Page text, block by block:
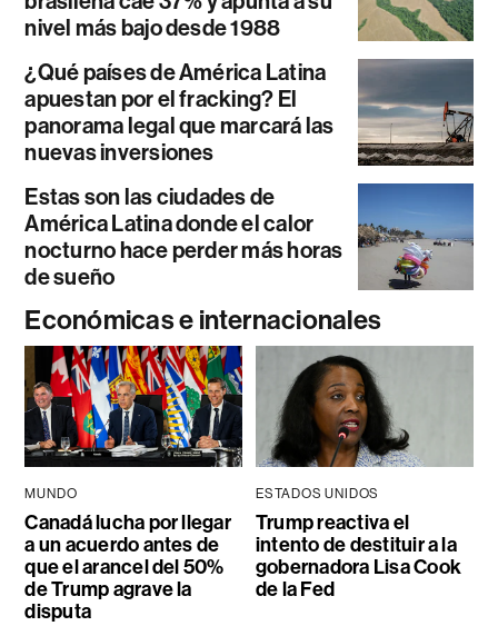
nivel más bajo desde 1988
¿Qué países de América Latina
apuestan por el fracking? El
panorama legal que marcará las
nuevas inversiones
Estas son las ciudades de
América Latina donde el calor
nocturno hace perder más horas
de sueño
Económicas e internacionales
MUNDO
Canadá lucha por llegar
a un acuerdo antes de
que el arancel del 50%
de Trump agrave la
disputa
ESTADOS UNIDOS
Trump reactiva el
intento de destituir a la
gobernadora Lisa Cook
de la Fed